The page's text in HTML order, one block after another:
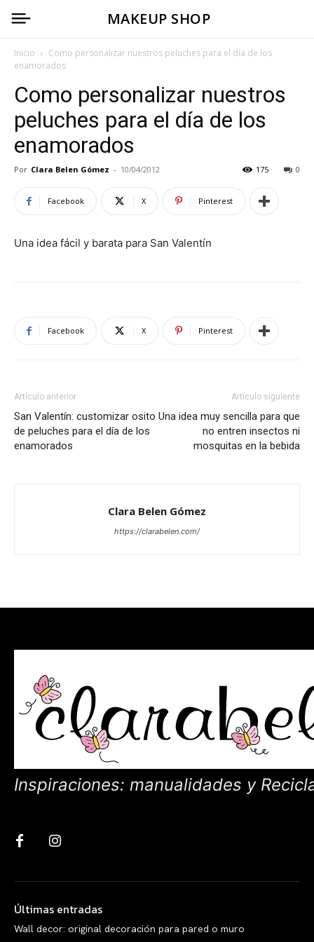
MAKEUP SHOP
Inicio
Como personalizar nuestros peluches para el día de los
enamorados
Como personalizar nuestros
peluches para el día de los
enamorados
Por Clara Belen Gómez - 10/04/2012 0
175
Facebook X Pinterest
Una idea fácil y barata para San Valentín
Facebook X Pinterest
Artículo anterior
San Valentín: customizar osito
de peluches para el día de los
enamorados
Artículo siguiente
Una idea muy sencilla para que
no entren insectos ni
mosquitas en la bebida
Clara Belen Gómez
https://clarabelen.com/
Inspiraciones: manualidades y
Últimas entradas
Wall decor: original decoración para pared o muro